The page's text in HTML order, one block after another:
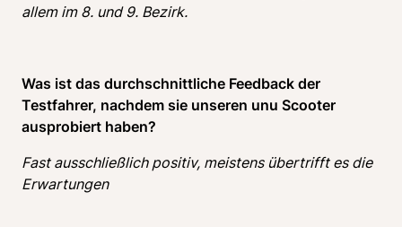
allem im 8. und 9. Bezirk.
Was ist das durchschnittliche Feedback der
Testfahrer, nachdem sie unseren unu Scooter
ausprobiert haben?
Fast ausschließlich positiv, meistens übertrifft es die
Erwartungen